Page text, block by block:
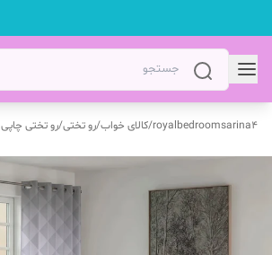
royalbedroomsarina4
/کالای خواب/رو تختی/رو تختی چاپی